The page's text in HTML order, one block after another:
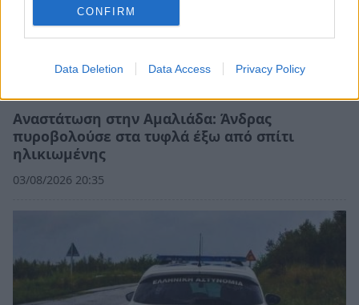
CONFIRM
Data Deletion Data Access Privacy Policy
Αναστάτωση στην Αμαλιάδα: Άνδρας
πυροβολούσε στα τυφλά έξω από σπίτι
ηλικιωμένης
03/08/2026 20:35